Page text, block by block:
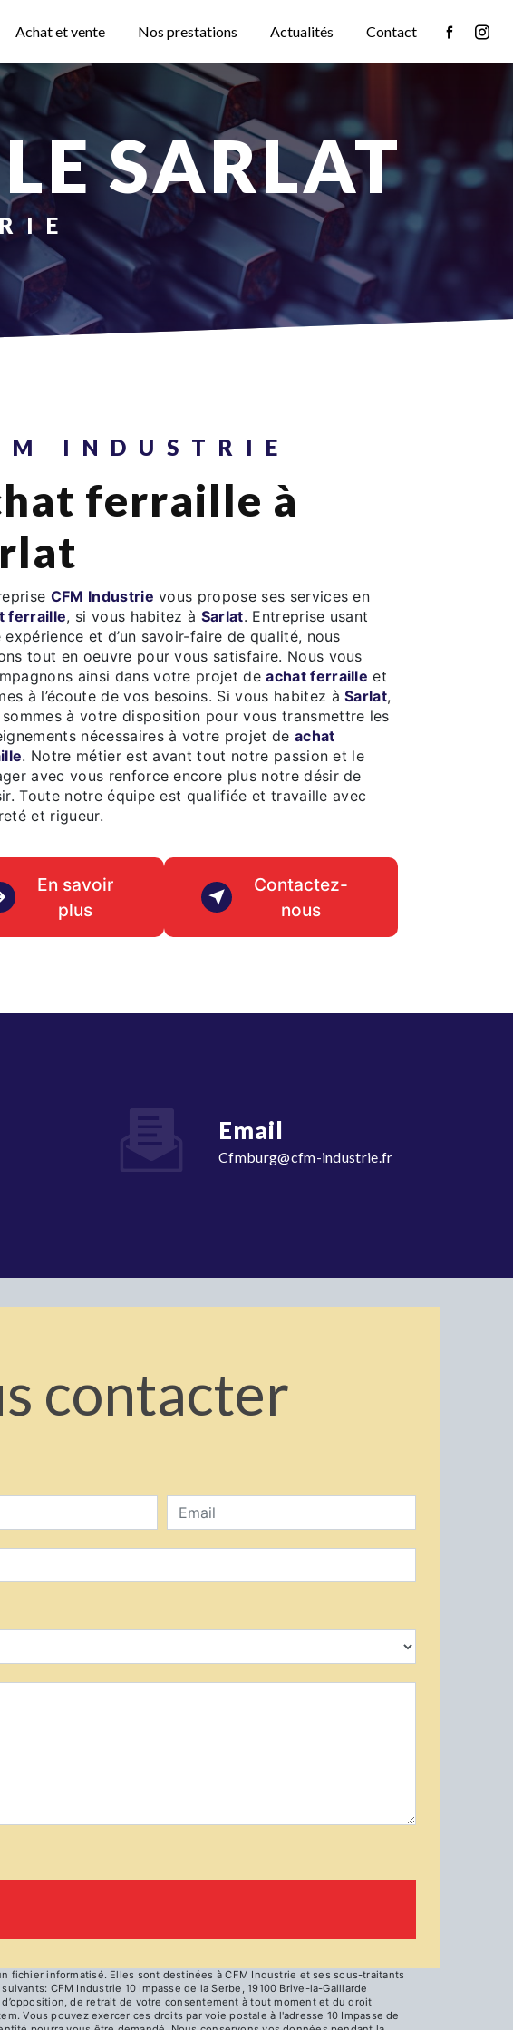
Achat et vente Nos prestations Actualités Contact
SARLAT
INDUSTRIE
CFM Industrie vous propose ses services en
ferraille, si vous habitez à Sarlat. Entreprise usant
expérience et d’un savoir-faire de qualité, nous
tout en oeuvre pour vous satisfaire. Nous vous
ainsi dans votre projet deachat ferraille et
à l’écoute de vos besoins. Si vous habitez àSarlat,
sommes à votre disposition pour vous transmettre les
nécessaires à votre projet de achat
. Notre métier est avant tout notre passion et le
avec vous renforce encore plus notre désir de
Toute notre équipe est qualifiée et travaille avec
et rigueur.
En savoir
plus
Contactez-
nous
Email
cfmburg@cfm-industrie.fr
contacter
informatisé. Elles sont destinées à CFM Industrie et ses sous-traitants
CFM Industrie 10 Impasse de la Serbe, 19100 Brive-la-Gaillarde
de retrait de votre consentement à tout moment et du droit
Vous pouvez exercer ces droits par voie postale à l'adresse 10 Impasse de